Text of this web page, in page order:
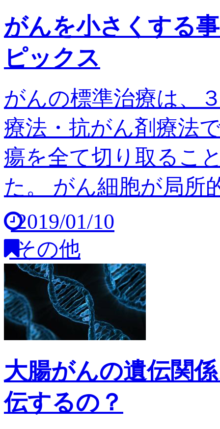
がんを小さくする
ピックス
がんの標準治療は、
療法・抗がん剤療法
瘍を全て切り取るこ
た。 がん細胞が局所
2019/01/10
その他
大腸がんの遺伝関
伝するの？